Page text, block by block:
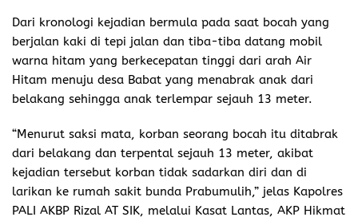
Dari kronologi kejadian bermula pada saat bocah yang
berjalan kaki di tepi jalan dan tiba-tiba datang mobil
warna hitam yang berkecepatan tinggi dari arah Air
Hitam menuju desa Babat yang menabrak anak dari
belakang sehingga anak terlempar sejauh 13 meter.
“Menurut saksi mata, korban seorang bocah itu ditabrak
dari belakang dan terpental sejauh 13 meter, akibat
kejadian tersebut korban tidak sadarkan diri dan di
larikan ke rumah sakit bunda Prabumulih,” jelas Kapolres
PALI AKBP Rizal AT SIK, melalui Kasat Lantas, AKP Hikmat